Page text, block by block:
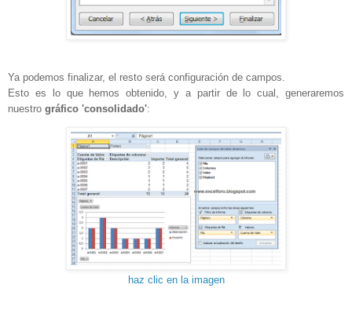
Ya podemos finalizar, el resto será configuración de campos.
Esto es lo que hemos obtenido, y a partir de lo cual, generaremos
nuestro gráfico 'consolidado':
haz clic en la imagen